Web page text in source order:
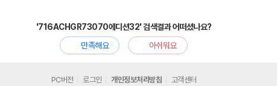
'716ACHGR73070에디션32' 검색결과 어떠셨나요?
만족해요
아쉬워요
PC버전 로그인 개인정보처리방침 고객센터